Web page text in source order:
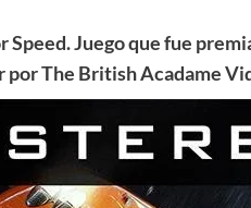
Juego que fue
The British Acadame